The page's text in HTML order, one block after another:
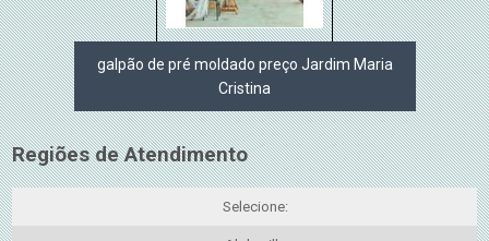
galpão de pré moldado preço Jardim Maria
Cristina
Regiões de Atendimento
Selecione: